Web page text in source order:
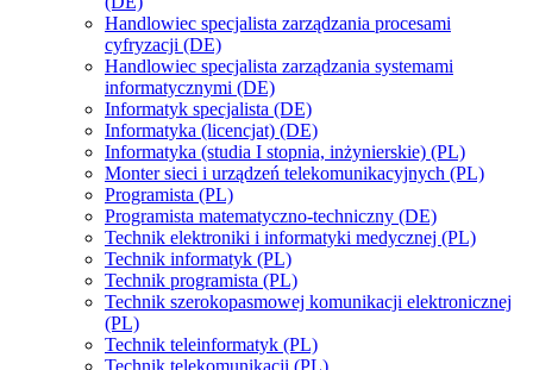
Handlowiec specjalista zarządzania procesami
cyfryzacji (DE)
Handlowiec specjalista zarządzania systemami
informatycznymi (DE)
Informatyk specjalista (DE)
Informatyka (licencjat) (DE)
Informatyka (studia I stopnia, inżynierskie) (PL)
Monter sieci i urządzeń telekomunikacyjnych (PL)
Programista (PL)
Programista matematyczno-techniczny (DE)
Technik elektroniki i informatyki medycznej (PL)
Technik informatyk (PL)
Technik programista (PL)
Technik szerokopasmowej komunikacji elektronicznej
(PL)
Technik teleinformatyk (PL)
Technik telekomunikacji (PL)